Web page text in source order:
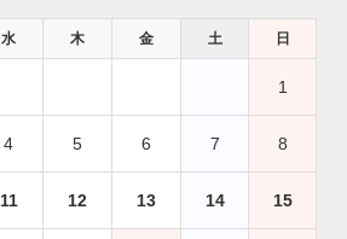
水 木 金 土 日
1
4 5 6 7 8
11 12 13 14 15